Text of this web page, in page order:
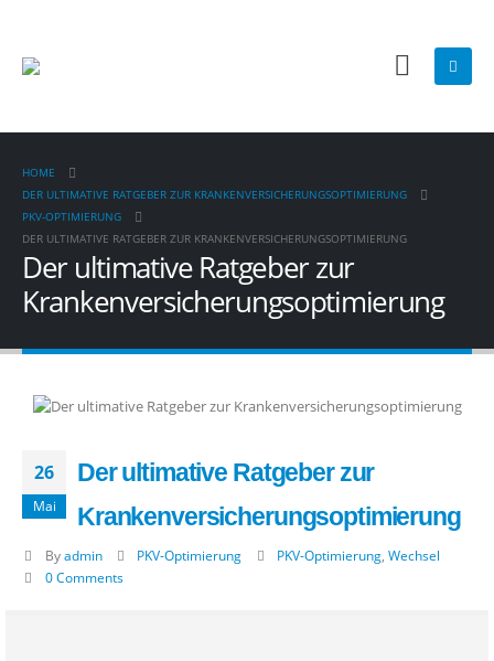
HOME
DER ULTIMATIVE RATGEBER ZUR KRANKENVERSICHERUNGSOPTIMIERUNG
PKV-OPTIMIERUNG
DER ULTIMATIVE RATGEBER ZUR KRANKENVERSICHERUNGSOPTIMIERUNG
Der ultimative Ratgeber zur
Krankenversicherungsoptimierung
26
Mai
Der ultimative Ratgeber zur
Krankenversicherungsoptimierung
By admin PKV-Optimierung PKV-Optimierung ,Wechsel
0 Comments